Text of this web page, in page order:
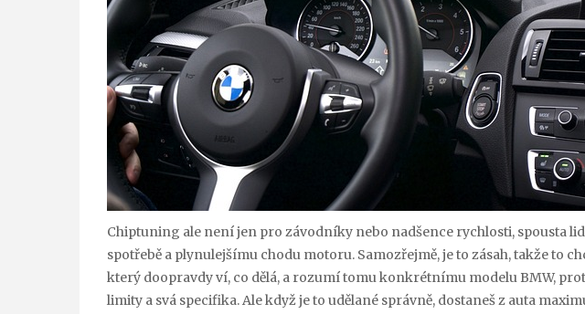
Chiptuning ale není jen pro závodníky nebo nadšence rychlosti, spousta
spotřebě a plynulejšímu chodu motoru. Samozřejmě, je to zásah, takže to
který doopravdy ví, co dělá, a rozumí tomu konkrétnímu modelu BMW,
limity a svá specifika. Ale když je to udělané správně, dostaneš z auta